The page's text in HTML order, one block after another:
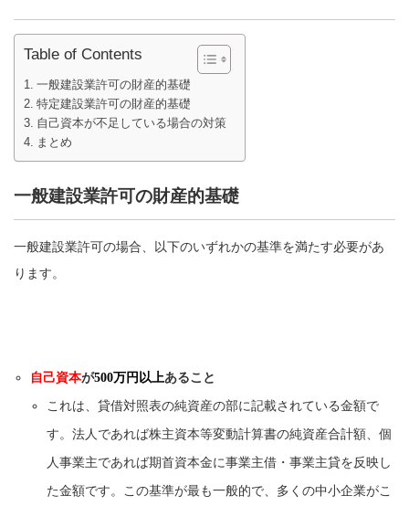
Table of Contents
一般建設業許可の財産的基礎
特定建設業許可の財産的基礎
自己資本が不足している場合の対策
まとめ
一般建設業許可の財産的基礎
一般建設業許可の場合、以下のいずれかの基準を満たす必要があ
ります。
自己資本が500万円以上あること
これは、貸借対照表の純資産の部に記載されている金額で
す。法人であれば株主資本等変動計算書の純資産合計額、個
人事業主であれば期首資本金に事業主借・事業主貸を反映し
た金額です。この基準が最も一般的で、多くの中小企業がこ